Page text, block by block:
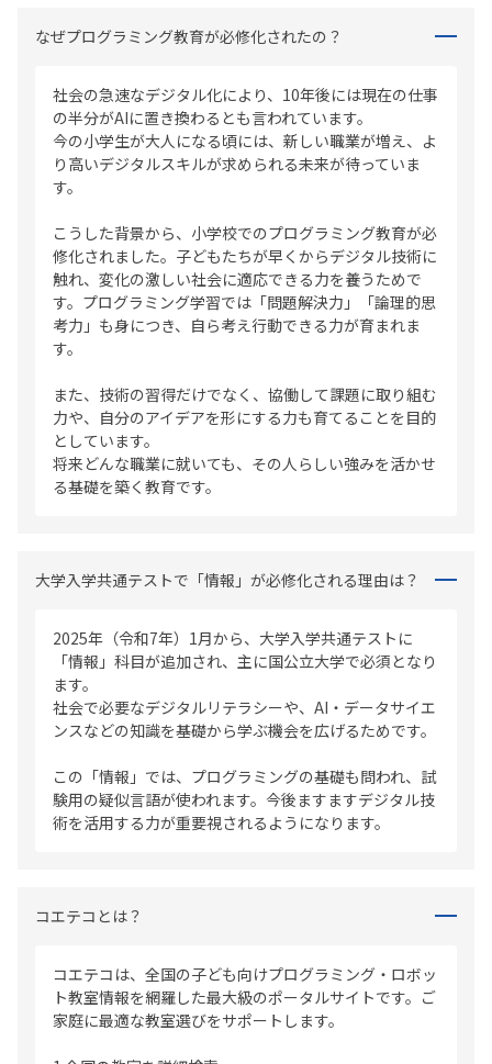
なぜプログラミング教育が必修化されたの？
社会の急速なデジタル化により、10年後には現在の仕事
の半分がAIに置き換わるとも言われています。
今の小学生が大人になる頃には、新しい職業が増え、よ
り高いデジタルスキルが求められる未来が待っていま
す。
こうした背景から、小学校でのプログラミング教育が必
修化されました。子どもたちが早くからデジタル技術に
触れ、変化の激しい社会に適応できる力を養うためで
す。プログラミング学習では「問題解決力」「論理的思
考力」も身につき、自ら考え行動できる力が育まれま
す。
また、技術の習得だけでなく、協働して課題に取り組む
力や、自分のアイデアを形にする力も育てることを目的
としています。
将来どんな職業に就いても、その人らしい強みを活かせ
る基礎を築く教育です。
大学入学共通テストで「情報」が必修化される理由は？
2025年（令和7年）1月から、大学入学共通テストに
「情報」科目が追加され、主に国公立大学で必須となり
ます。
社会で必要なデジタルリテラシーや、AI・データサイエ
ンスなどの知識を基礎から学ぶ機会を広げるためです。
この「情報」では、プログラミングの基礎も問われ、試
験用の疑似言語が使われます。今後ますますデジタル技
術を活用する力が重要視されるようになります。
コエテコとは？
コエテコは、全国の子ども向けプログラミング・ロボッ
ト教室情報を網羅した最大級のポータルサイトです。ご
家庭に最適な教室選びをサポートします。